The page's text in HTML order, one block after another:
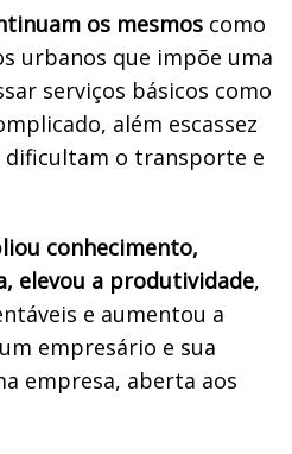
os mesmos como
urbanos que impõe uma
serviços básicos como
além escassez
o transporte e
conhecimento,
elevou a produtividade,
e aumentou a
empresário e sua
empresa, aberta aos